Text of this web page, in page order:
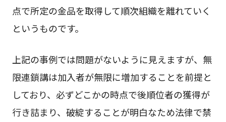
点で所定の金品を取得して順次組織を離れていく
というものです。
上記の事例では問題がないように見えますが、無
限連鎖講は加入者が無限に増加することを前提と
しており、必ずどこかの時点で後順位者の獲得が
行き詰まり、破綻することが明白なため法律で禁